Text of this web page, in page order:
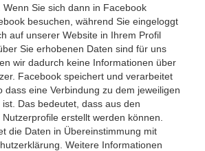
Sie sich dann in Facebook
besuchen, während Sie eingeloggt
auf unserer Website in Ihrem Profil
Sie erhobenen Daten sind für uns
wir dadurch keine Informationen über
Facebook speichert und verarbeitet
dass eine Verbindung zu dem jeweiligen
Das bedeutet, dass aus den
erstellt werden können.
die Daten in Übereinstimmung mit
Weitere Informationen